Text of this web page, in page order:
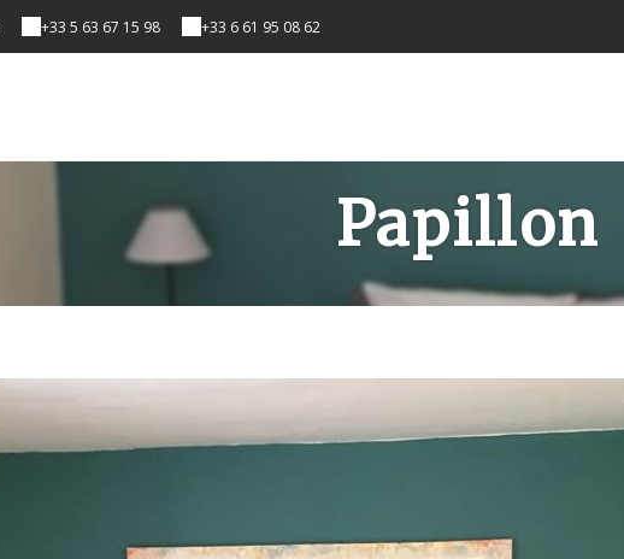
+33 5 63 67 15 98 +33 6 61 95 08 62
Papillon